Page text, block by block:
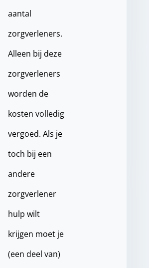
aantal
zorgverleners.
Alleen bij deze
zorgverleners
worden de
kosten volledig
vergoed. Als je
toch bij een
andere
zorgverlener
hulp wilt
krijgen moet je
(een deel van)